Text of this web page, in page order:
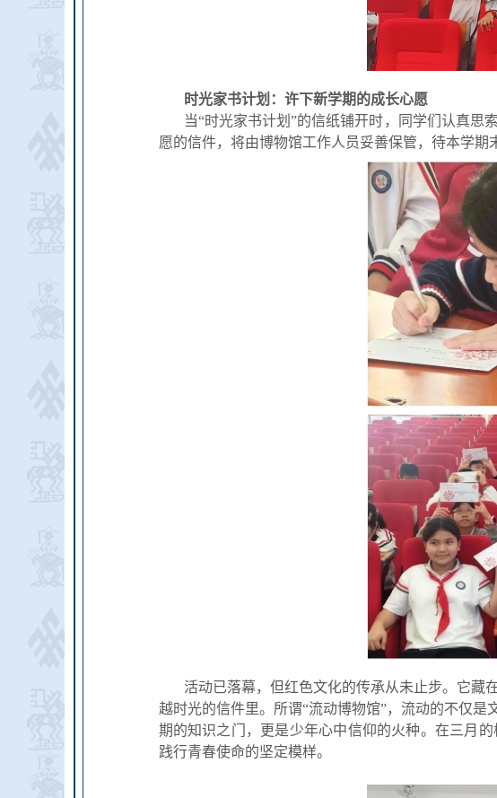
时光家书计划：许下新学期的成长心愿
当“时光家书计划”的信纸铺开时，同学们认真
愿的信件，将由博物馆工作人员妥善保管，待本学期
活动已落幕，但红色文化的传承从未止步。它藏
越时光的信件里。所谓“流动博物馆”，流动的不仅
期的知识之门，更是少年心中信仰的火种。在三月
践行青春使命的坚定模样。